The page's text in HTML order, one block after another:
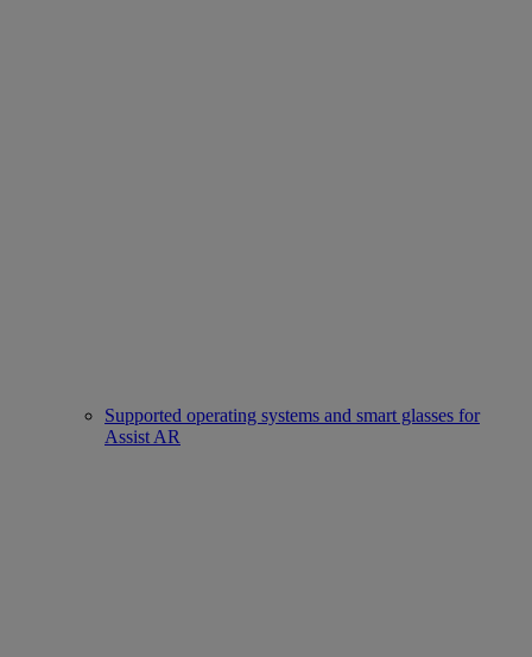
Supported operating systems and smart glasses for
Assist AR